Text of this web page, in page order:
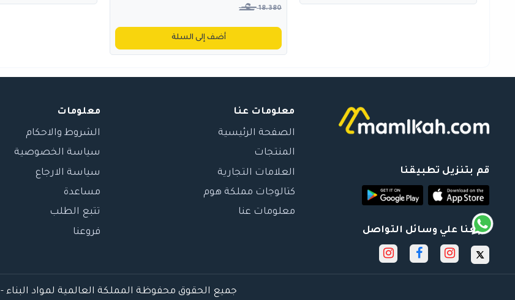
18.380
أضف إلى السلة
قم بتنزيل تطبيقنا
تابعنا علي وسائل التواصل
معلومات عنا
الصفحة الرئيسية
المنتجات
العلامات التجارية
كتالوجات مملكة هوم
معلومات عنا
معلومات
الشروط والاحكام
سياسة الخصوصية
سياسة الارجاع
مساعدة
تتبع الطلب
فروعنا
جميع الحقوق محفوظة المملكة العالمية لمواد البناء - 2018 ®